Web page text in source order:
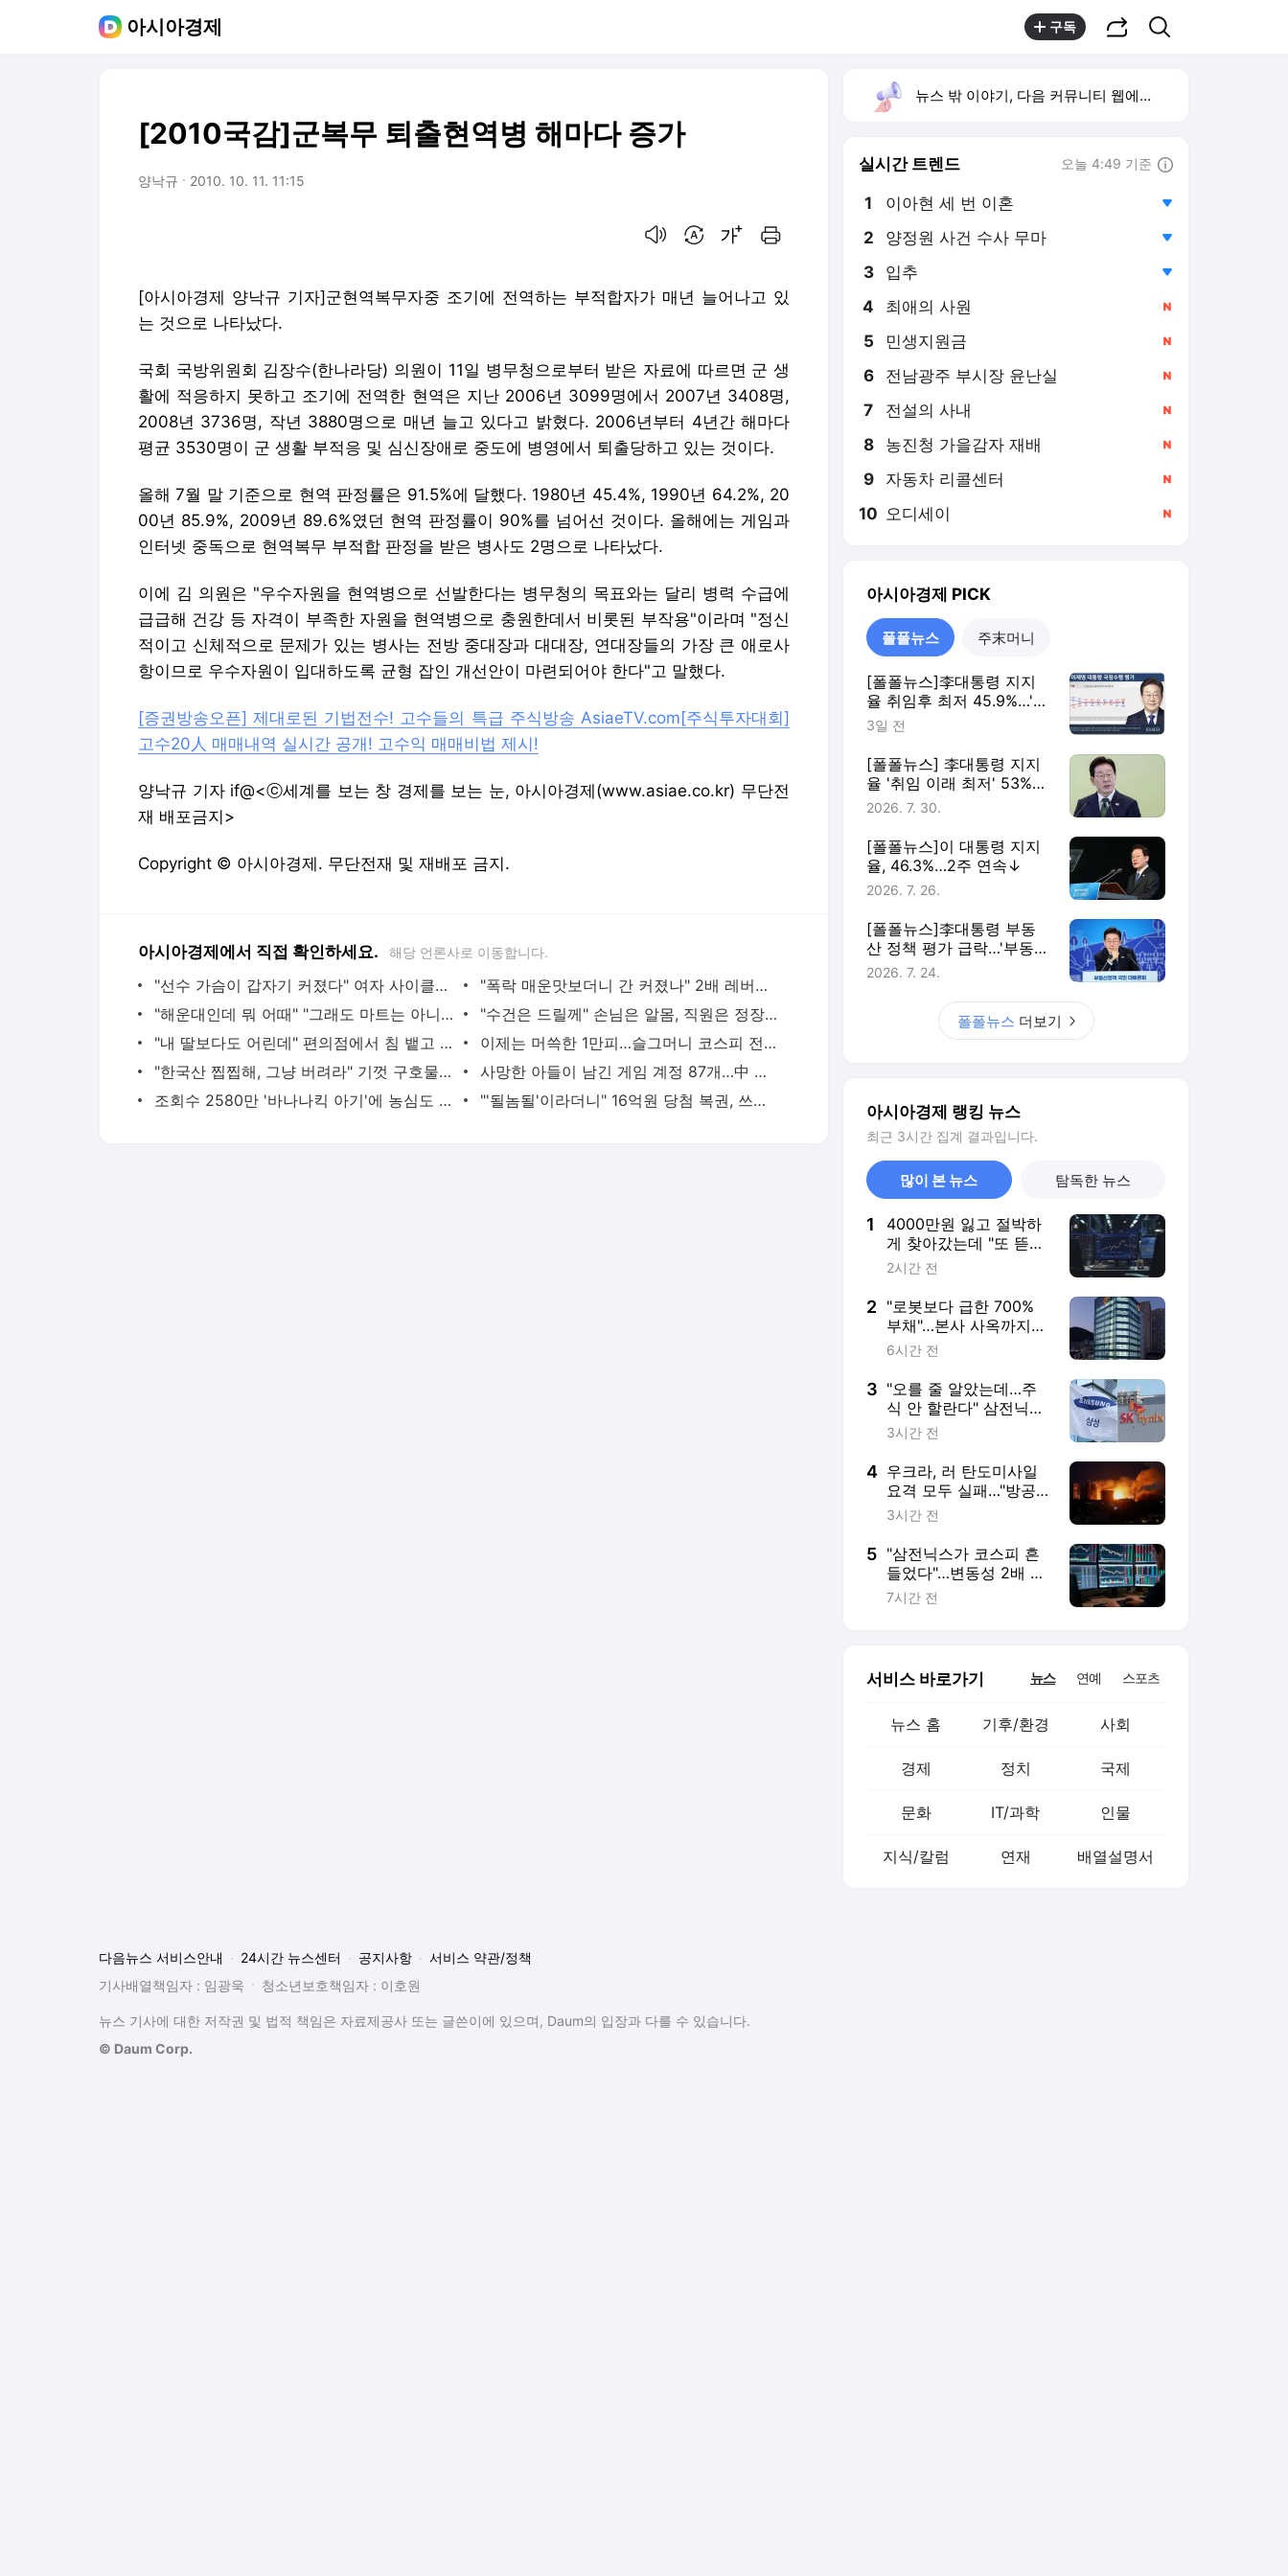
아시아경제 구독
[2010국감]군복무 퇴출현역병 해마다 증가
양낙규 2010. 10. 11. 11:15
[아시아경제 양낙규 기자]군현역복무자중 조기에 전역하는 부적합자가 매년 늘어나고 있
는 것으로 나타났다.
국회 국방위원회 김장수(한나라당) 의원이 11일 병무청으로부터 받은 자료에 따르면 군 생
활에 적응하지 못하고 조기에 전역한 현역은 지난 2006년 3099명에서 2007년 3408명,
2008년 3736명, 작년 3880명으로 매년 늘고 있다고 밝혔다. 2006년부터 4년간 해마다
평균 3530명이 군 생활 부적응 및 심신장애로 중도에 병영에서 퇴출당하고 있는 것이다.
올해 7월 말 기준으로 현역 판정률은 91.5%에 달했다. 1980년 45.4%, 1990년 64.2%, 20
00년 85.9%, 2009년 89.6%였던 현역 판정률이 90%를 넘어선 것이다. 올해에는 게임과
인터넷 중독으로 현역복무 부적합 판정을 받은 병사도 2명으로 나타났다.
이에 김 의원은 "우수자원을 현역병으로 선발한다는 병무청의 목표와는 달리 병력 수급에
급급해 건강 등 자격이 부족한 자원을 현역병으로 충원한데서 비롯된 부작용"이라며 "정신
적이고 신체적으로 문제가 있는 병사는 전방 중대장과 대대장, 연대장들의 가장 큰 애로사
항이므로 우수자원이 입대하도록 균형 잡인 개선안이 마련되어야 한다"고 말했다.
[증권방송오픈] 제대로된 기법전수! 고수들의 특급 주식방송 AsiaeTV.com [주식투자대회]
고수20人 매매내역 실시간 공개! 고수익 매매비법 제시!
양낙규 기자 if@<ⓒ세계를 보는 창 경제를 보는 눈, 아시아경제(www.asiae.co.kr) 무단전
재 배포금지>
Copyright © 아시아경제. 무단전재 및 재배포 금지.
아시아경제에서 직접 확인하세요. 해당 언론사로 이동합니다.
"선수 가슴이 갑자기 커졌다" 여자 사이클서 제기된 '브라 패드' 의혹
"폭락 매운맛보더니 간 커졌나" 2배 레버리지 막자 3배 짜리로 날아간 개미들
"해운대인데 뭐 어때" "그래도 마트는 아니지" 점점 뜨거워지는 '비키니 논쟁'
"수건은 드릴께" 손님은 알몸, 직원은 정장…美 식당이 꺼낸 '파격 생존법'
"내 딸보다도 어린데" 편의점에서 침 뱉고 욕설한 10대…경찰은 "미성년이라 처벌 어렵다"
이제는 머쓱한 1만피…슬그머니 코스피 전망치 낮추는 증권사들
"한국산 찝찝해, 그냥 버려라" 기껏 구호물품 보냈더니…日 누리꾼 '막말'
사망한 아들이 남긴 게임 계정 87개…中 법원 "상속 가능"
조회수 2580만 '바나나킥 아기'에 농심도 '심쿵'…키보다 큰 대형 바나나킥 전달
"'될놈될'이라더니" 16억원 당첨 복권, 쓰레기차 2시간 뒤져 찾은 사연
뉴스 밖 이야기, 다음 커뮤니티 웹에서 보기
실시간 트렌드 오늘 4:49 기준
1 이아현 세 번 이혼
2 양정원 사건 수사 무마
3 입추
4 최애의 사원
5 민생지원금
6 전남광주 부시장 윤난실
7 전설의 사내
8 농진청 가을감자 재배
9 자동차 리콜센터
10 오디세이
아시아경제 PICK
폴폴뉴스 주末머니
[폴폴뉴스]李대통령 지지
율 취임후 최저 45.9%…'부
정평가, 긍정평가 앞서'
3일 전
[폴폴뉴스] 李대통령 지지
율 '취임 이래 최저' 53%…
민주 40%·국힘 21%
2026. 7. 30.
[폴폴뉴스]이 대통령 지지
율, 46.3%…2주 연속↓
2026. 7. 26.
[폴폴뉴스]李대통령 부동
산 정책 평가 급락…'부동산
정책 잘한다' 3월 51%→ 7
2026. 7. 24.
폴폴뉴스 더보기
아시아경제 랭킹 뉴스
최근 3시간 집계 결과입니다.
많이 본 뉴스 탐독한 뉴스
1
4000만원 잃고 절박하
게 찾아갔는데 "또 뜯겼
다"…악랄해진 리딩방
2시간 전
2 "로봇보다 급한 700%
부채"…본사 사옥까지
파는 형지[Why&Next]
6시간 전
3 "오를 줄 알았는데…주
식 안 할란다" 삼전닉스
흔들리자 개미들 결국
3시간 전
4 우크라, 러 탄도미사일
요격 모두 실패…"방공
미사일 부족 심화"
3시간 전
5 "삼전닉스가 코스피 흔
들었다"…변동성 2배 뛴
진짜 이유
7시간 전
서비스 바로가기 뉴스 연예 스포츠
뉴스 홈 기후/환경 사회
경제 정치 국제
문화 IT/과학 인물
지식/칼럼 연재 배열설명서
다음뉴스 서비스안내 24시간 뉴스센터 공지사항
서비스 약관/정책
기사배열책임자 : 임광욱
청소년보호책임자 : 이호원
뉴스 기사에 대한 저작권 및 법적 책임은 자료제공사 또는 글쓴이에 있으며, Daum의 입장과 다를 수 있습니다.
© Daum Corp.